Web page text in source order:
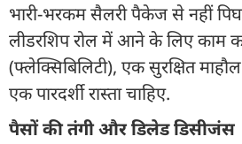
भारी-भरकम सैलरी पैकेज से नहीं
लीडरशिप रोल में आने के लिए काम
(फ्लेक्सिबिलिटी), एक सुरक्षित
एक पारदर्शी रास्ता चाहिए.
पैसों की तंगी और डिलेड डिसीजंस